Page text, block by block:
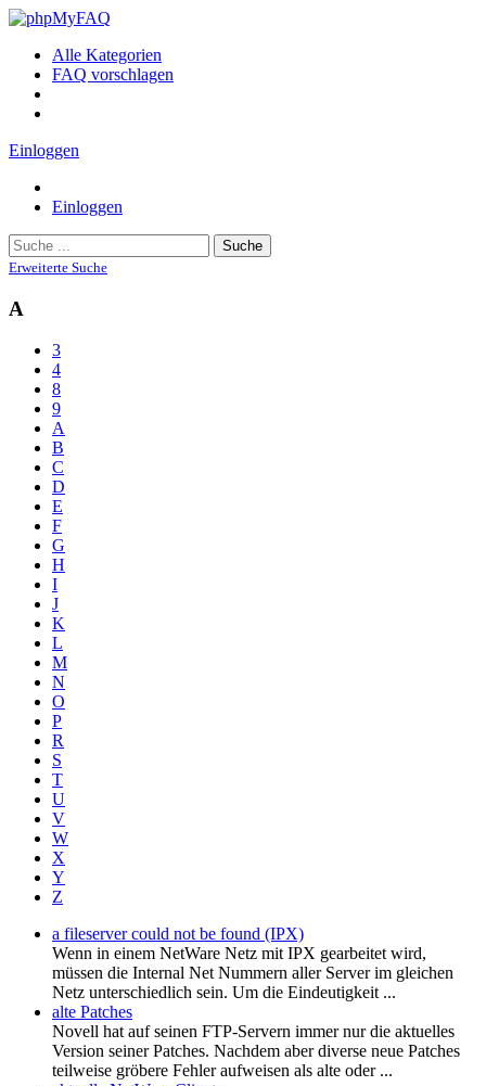
Alle Kategorien
FAQ vorschlagen
Einloggen
Einloggen
Suche
Erweiterte Suche
A
3
4
8
9
A
B
C
D
E
F
G
H
I
J
K
L
M
N
O
P
R
S
T
U
V
W
X
Y
Z
a fileserver could not be found (IPX)
Wenn in einem NetWare Netz mit IPX gearbeitet wird,
müssen die Internal Net Nummern aller Server im gleichen
Netz unterschiedlich sein. Um die Eindeutigkeit ...
alte Patches
Novell hat auf seinen FTP-Servern immer nur die aktuelles
Version seiner Patches. Nachdem aber diverse neue Patches
teilweise gröbere Fehler aufweisen als alte oder ...